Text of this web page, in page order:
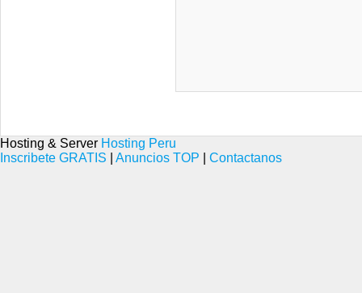
Hosting & Server Hosting Peru
Inscribete GRATIS
Anuncios TOP Contactanos